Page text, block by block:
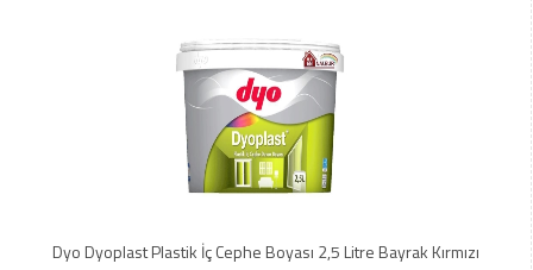
Dyo Dyoplast Plastik İç Cephe Boyası 2,5 Litre Bayrak Kırmızı